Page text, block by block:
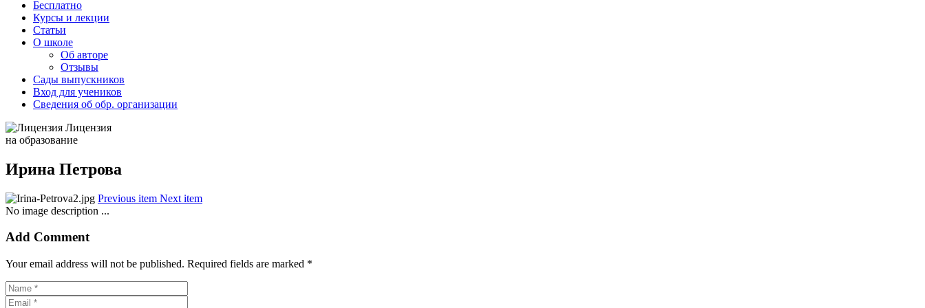
Бесплатно
Курсы и лекции
Статьи
О школе
Об авторе
Отзывы
Сады выпускников
Вход для учеников
Сведения об обр. организации
Лицензия
на образование
Ирина Петрова
Previous item Next item
No image description ...
Add Comment
Your email address will not be published. Required fields are marked *